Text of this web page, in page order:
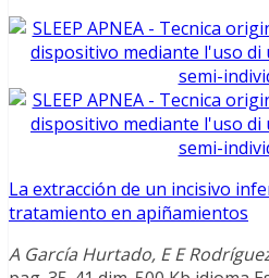
La extracción de un incisivo
tratamiento en apiñamientos
A García Hurtado, E E